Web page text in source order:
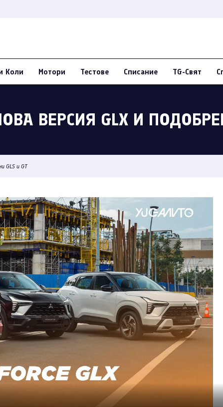
Коли Мотори Тестове Списание TG-Свят
ВЕРСИЯ GLX И
GLS и GT